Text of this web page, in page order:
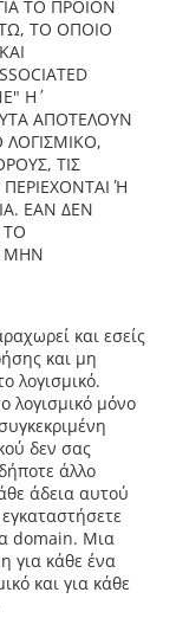
ΤΟ ΠΡΟΪΟΝ
ΤΟ ΟΠΟΙΟ
Η΄
ΑΠΟΤΕΛΟΥΝ
ΛΟΓΙΣΜΙΚΟ,
ΤΙΣ
Ή
ΕΑΝ ΔΕΝ
ΤΟ
ΜΗΝ
και εσείς
και μη
λογισμικό.
λογισμικό μόνο
δεν σας
άλλο
άδεια αυτού
domain. Μια
για κάθε ένα
και για κάθε